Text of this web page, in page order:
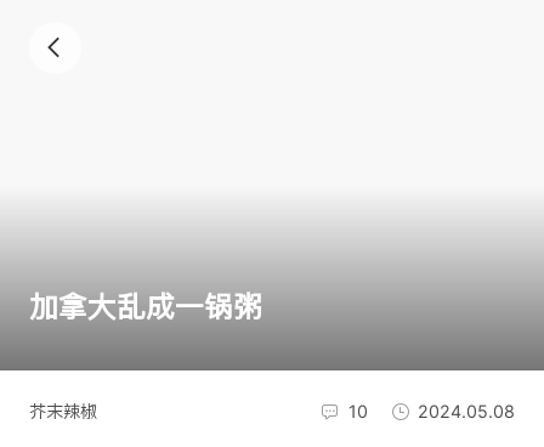
加拿大乱成一锅粥
芥末辣椒 10 2024.05.08